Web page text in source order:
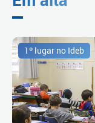
1º lugar no Ideb